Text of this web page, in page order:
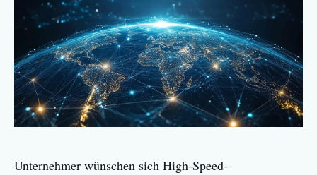
Unternehmer wünschen sich High-Speed-